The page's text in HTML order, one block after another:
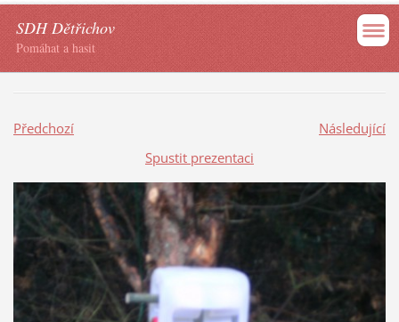
SDH Dětřichov
Pomáhat a hasit
Předchozí
Následující
Spustit prezentaci